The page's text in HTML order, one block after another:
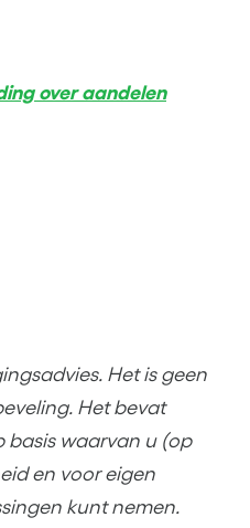
over aandelen
Het is geen
Het bevat
basis waarvan u (op
en voor eigen
kunt nemen.